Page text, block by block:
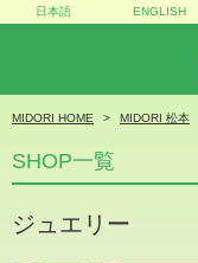
日本語 ENGLISH
MIDORI HOME MIDORI 松本
SHOP一覧
ジュエリー